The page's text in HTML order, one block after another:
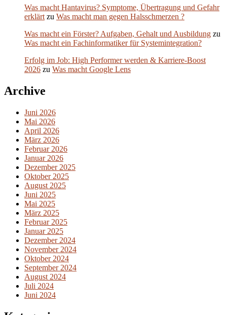
Was macht Hantavirus? Symptome, Übertragung und Gefahr
erklärt zu Was macht man gegen Halsschmerzen ?
Was macht ein Förster? Aufgaben, Gehalt und Ausbildung zu
Was macht ein Fachinformatiker für Systemintegration?
Erfolg im Job: High Performer werden & Karriere-Boost
2026 zu Was macht Google Lens
Archive
Juni 2026
Mai 2026
April 2026
März 2026
Februar 2026
Januar 2026
Dezember 2025
Oktober 2025
August 2025
Juni 2025
Mai 2025
März 2025
Februar 2025
Januar 2025
Dezember 2024
November 2024
Oktober 2024
September 2024
August 2024
Juli 2024
Juni 2024